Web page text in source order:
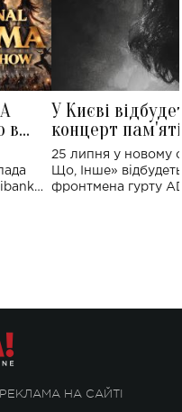
в
У Києві
концерт
Клименка:
виконають
25 липня у новому
Що, Інше»
фронтмена гурту
РЕКЛАМА НА САЙТІ